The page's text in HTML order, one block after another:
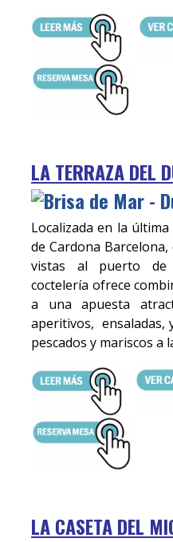
LA TERRAZA DEL
Localizada en la
de Cardona
vistas al puerto de
coctelería ofrece
a una apuesta
aperitivos, ensaladas,
pescados y mariscos a
LA CASETA DEL